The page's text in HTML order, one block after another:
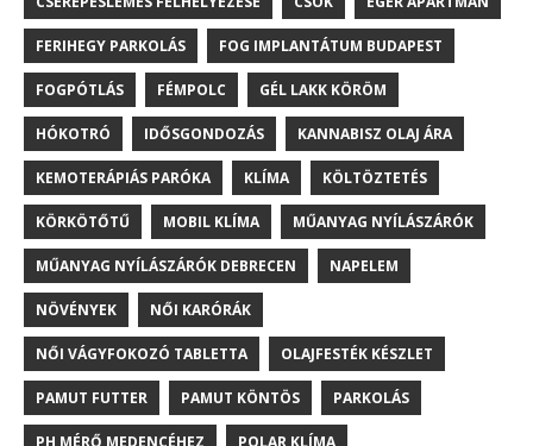
FERIHEGY PARKOLÁS FOG IMPLANTÁTUM BUDAPEST
FOGPÓTLÁS FÉMPOLC GÉL LAKK KÖRÖM
HÓKOTRÓ IDŐSGONDOZÁS KANNABISZ OLAJ ÁRA
KEMOTERÁPIÁS PARÓKA KLÍMA KÖLTÖZTETÉS
KÖRKÖTŐTŰ MOBIL KLÍMA MŰANYAG NYÍLÁSZÁRÓK
MŰANYAG NYÍLÁSZÁRÓK DEBRECEN NAPELEM
NÖVÉNYEK NŐI KARÓRÁK
NŐI VÁGYFOKOZÓ TABLETTA OLAJFESTÉK KÉSZLET
PAMUT FUTTER PAMUT KÖNTÖS PARKOLÁS
PH MÉRŐ MEDENCÉHEZ POLAR KLÍMA